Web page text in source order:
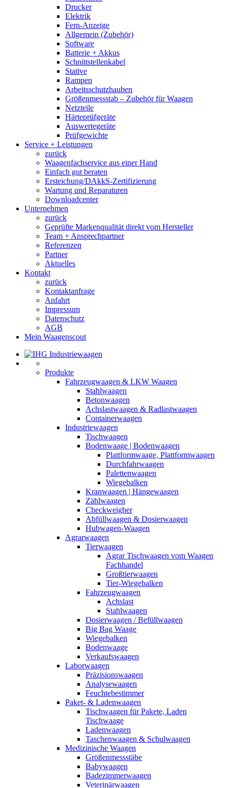
Drucker
Elektrik
Fern-Anzeige
Allgemein (Zubehör)
Software
Batterie + Akkus
Schnittstellenkabel
Stative
Rampen
Arbeitsschutzhauben
Größenmessstab – Zubehör für Waagen
Netzteile
Härteprüfgeräte
Auswertegeräte
Prüfgewichte
Service + Leistungen
zurück
Waagenfachservice aus einer Hand
Einfach gut beraten
Ersteichung/DAkkS-Zertifizierung
Wartung und Reparaturen
Downloadcenter
Unternehmen
zurück
Geprüfte Markenqualität direkt vom Hersteller
Team + Ansprechpartner
Referenzen
Partner
Aktuelles
Kontakt
zurück
Kontaktanfrage
Anfahrt
Impressum
Datenschutz
AGB
Mein Waagenscout
Produkte
Fahrzeugwaagen & LKW Waagen
Stahlwaagen
Betonwaagen
Achslastwaagen & Radlastwaagen
Containerwaagen
Industriewaagen
Tischwaagen
Bodenwaage | Bodenwaagen
Plattformwaage, Plattformwaagen
Durchfahrwaagen
Palettenwaagen
Wiegebalken
Kranwaagen | Hängewaagen
Zählwaagen
Checkweigher
Abfüllwaagen & Dosierwaagen
Hubwagen-Waagen
Agrarwaagen
Tierwaagen
Agrar Tischwaagen vom Waagen
Fachhandel
Großtierwaagen
Tier-Wiegebalken
Fahrzeugwaagen
Achslast
Stahlwaagen
Dosierwaagen / Befüllwaagen
Big Bag Waage
Wiegebalken
Bodenwaage
Verkaufswaagen
Laborwaagen
Präzisionswaagen
Analysewaagen
Feuchtebestimmer
Paket- & Ladenwaagen
Tischwaagen für Pakete, Laden
Tischwaage
Ladenwaagen
Taschenwaagen & Schulwaagen
Medizinische Waagen
Größenmessstäbe
Babywaagen
Badezimmerwaagen
Veterinärwaagen